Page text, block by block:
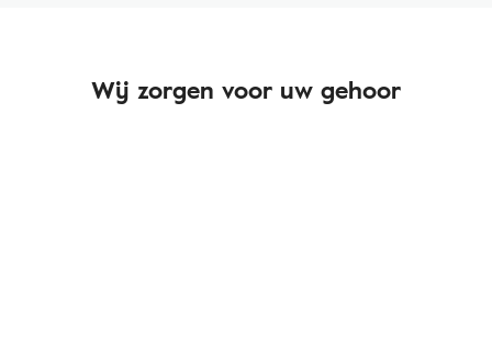
Wij zorgen voor uw gehoor